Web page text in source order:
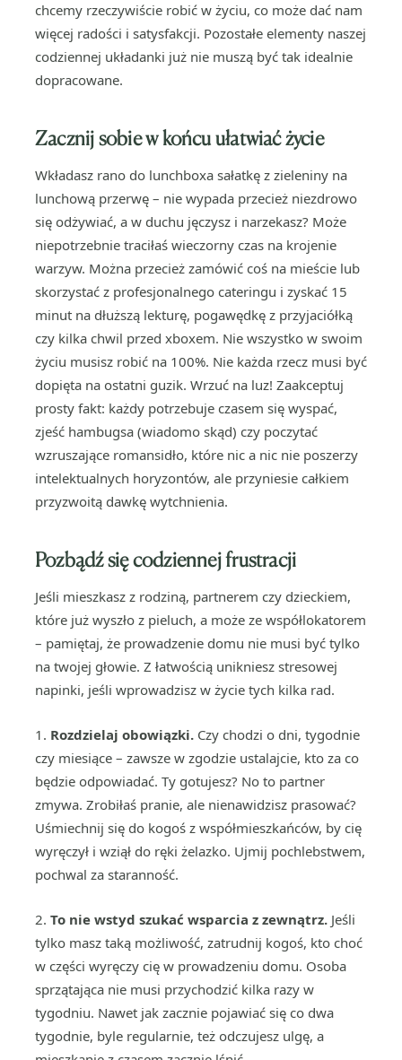
chcemy rzeczywiście robić w życiu, co może dać nam
więcej radości i satysfakcji. Pozostałe elementy naszej
codziennej układanki już nie muszą być tak idealnie
dopracowane.
Zacznij sobie w końcu ułatwiać życie
Wkładasz rano do lunchboxa sałatkę z zieleniny na
lunchową przerwę – nie wypada przecież niezdrowo
się odżywiać, a w duchu jęczysz i narzekasz? Może
niepotrzebnie traciłaś wieczorny czas na krojenie
warzyw. Można przecież zamówić coś na mieście lub
skorzystać z profesjonalnego cateringu i zyskać 15
minut na dłuższą lekturę, pogawędkę z przyjaciółką
czy kilka chwil przed xboxem. Nie wszystko w swoim
życiu musisz robić na 100%. Nie każda rzecz musi być
dopięta na ostatni guzik. Wrzuć na luz! Zaakceptuj
prosty fakt: każdy potrzebuje czasem się wyspać,
zjeść hambugsa (wiadomo skąd) czy poczytać
wzruszające romansidło, które nic a nic nie poszerzy
intelektualnych horyzontów, ale przyniesie całkiem
przyzwoitą dawkę wytchnienia.
Pozbądź się codziennej frustracji
Jeśli mieszkasz z rodziną, partnerem czy dzieckiem,
które już wyszło z pieluch, a może ze współlokatorem
– pamiętaj, że prowadzenie domu nie musi być tylko
na twojej głowie. Z łatwością unikniesz stresowej
napinki, jeśli wprowadzisz w życie tych kilka rad.
1. Rozdzielaj obowiązki. Czy chodzi o dni, tygodnie
czy miesiące – zawsze w zgodzie ustalajcie, kto za co
będzie odpowiadać. Ty gotujesz? No to partner
zmywa. Zrobiłaś pranie, ale nienawidzisz prasować?
Uśmiechnij się do kogoś z współmieszkańców, by cię
wyręczył i wziął do ręki żelazko. Ujmij pochlebstwem,
pochwal za staranność.
2. To nie wstyd szukać wsparcia z zewnątrz. Jeśli
tylko masz taką możliwość, zatrudnij kogoś, kto choć
w części wyręczy cię w prowadzeniu domu. Osoba
sprzątająca nie musi przychodzić kilka razy w
tygodniu. Nawet jak zacznie pojawiać się co dwa
tygodnie, byle regularnie, też odczujesz ulgę, a